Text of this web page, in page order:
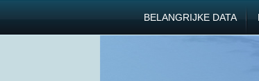
BELANGRIJKE DATA